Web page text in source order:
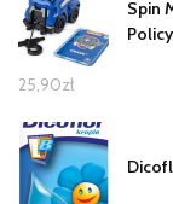
Spin
25,90zł